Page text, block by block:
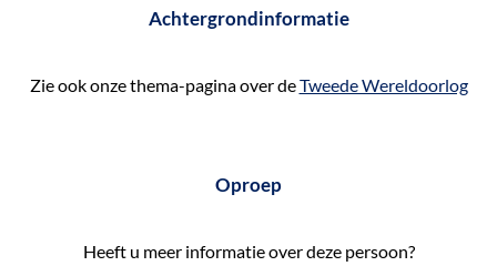
Achtergrondinformatie
Zie ook onze thema-pagina over deTweede Wereldoorlog
Oproep
Heeft u meer informatie over deze persoon?